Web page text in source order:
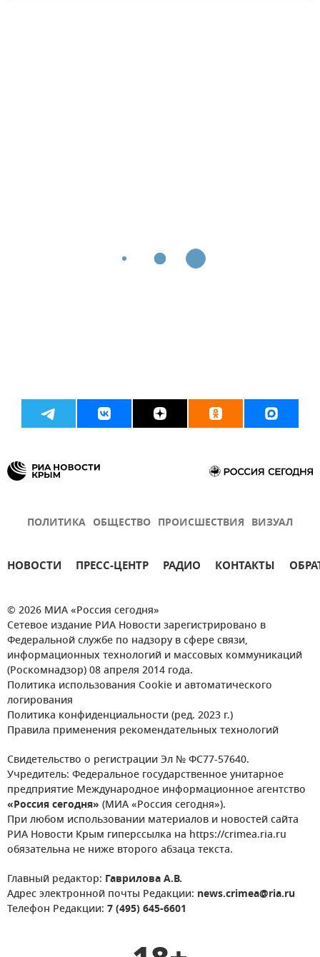
ПОЛИТИКА ОБЩЕСТВО ПРОИСШЕСТВИЯ ВИЗУАЛ
НОВОСТИ ПРЕСС-ЦЕНТР РАДИО КОНТАКТЫ
© 2026 МИА «Россия сегодня»
Сетевое издание РИА Новости зарегистрировано в
Федеральной службе по надзору в сфере связи,
информационных технологий и массовых коммуникаций
(Роскомнадзор) 08 апреля 2014 года.
Политика использования Cookie и автоматического
логирования
Политика конфиденциальности (ред. 2023 г.)
Правила применения рекомендательных технологий
Свидетельство о регистрации Эл № ФС77-57640.
Учредитель: Федеральное государственное унитарное
предприятие Международное информационное агентство
«Россия сегодня» (МИА «Россия сегодня»).
При любом использовании материалов и новостей сайта
РИА Новости Крым гиперссылка на https://crimea.ria.ru
обязательна не ниже второго абзаца текста.
Главный редактор: Гаврилова А.В.
Адрес электронной почты Редакции: news.crimea@ria.ru
Телефон Редакции: 7 (495) 645-6601